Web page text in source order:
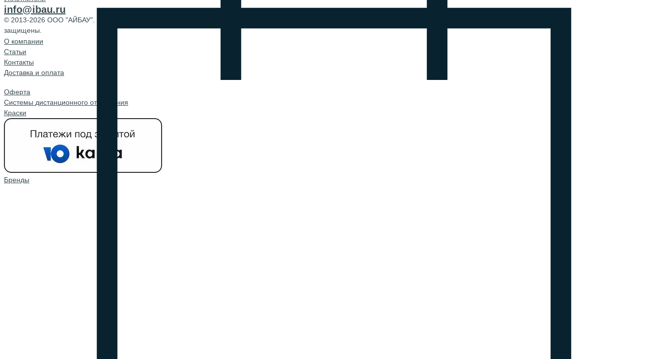
info@ibau.ru
© 2013-2026 ООО "АЙБАУ". Все права
защищены.
О компании
Cтатьи
Контакты
Доставка и оплата
Оферта
Системы дистанционного открывания
Краски
Бренды